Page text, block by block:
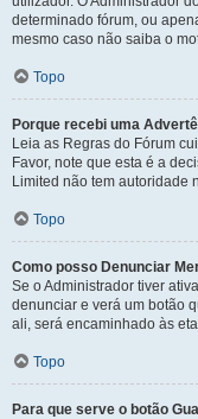
determinado fórum, ou
mesmo caso não saiba o
Topo
Porque recebi uma
Leia as Regras do Fórum
Favor, note que esta é a
Limited não tem autoridade
Topo
Como posso Denunciar
Se o Administrador tiver
denunciar e verá um botão
ali, será encaminhado às
Topo
Para que serve o botão